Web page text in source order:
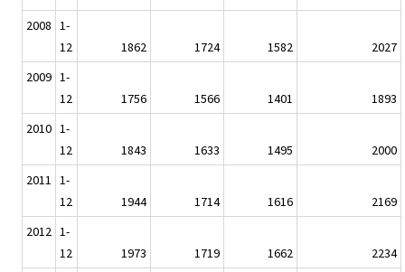
2008 1-
12
1862 1724 1582
2027
2009 1-
12
1756 1566 1401
1893
2010 1-
12
1843 1633 1495
2000
2011 1-
12
1944 1714 1616
2169
2012 1-
12
1973 1719 1662
2234